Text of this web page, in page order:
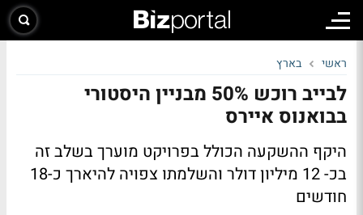
ראשי בארץ
לבייב רוכש 50% מבניין היסטורי
בבואנוס איירס
היקף ההשקעה הכולל בפרויקט מוערך בשלב זה
בכ- 12 מיליון דולר והשלמתו צפויה להיארך כ-18
חודשים